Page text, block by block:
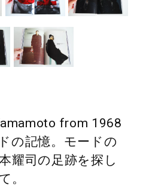
from 1968
の記憶。モードの
耀司の足跡を探し
て。